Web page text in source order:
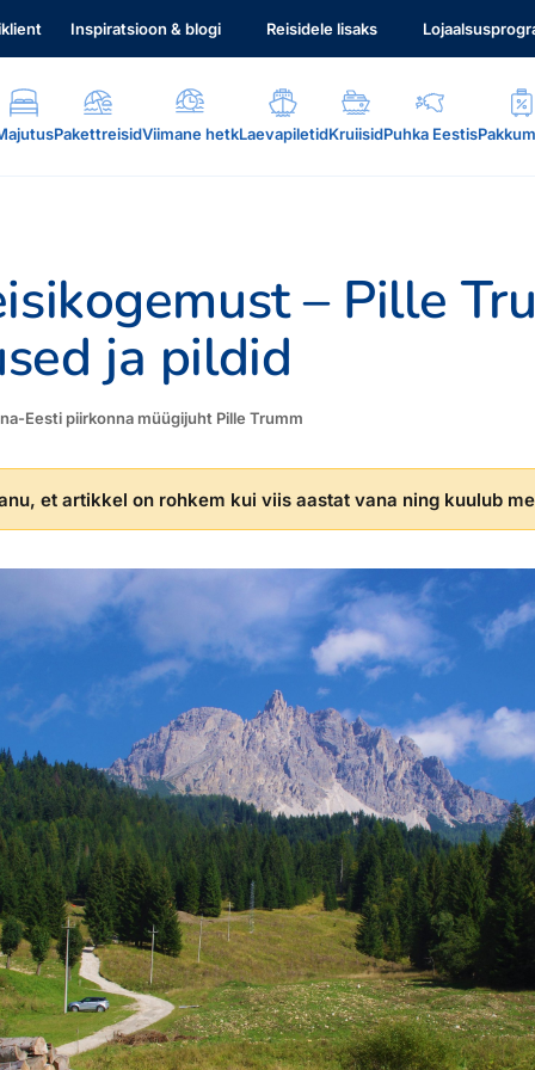
Inspiratsioon & blogi Reisidele lisaks
PakettreisidViimane hetkLaevapiletidKruiisidPuhka Eestis
– Pille
ja pildid
Eesti piirkonna müügijuht Pille Trumm
et artikkel on rohkem kui viis aastat vana ning kuulub